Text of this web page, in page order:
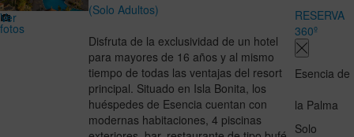
Ver
fotos
(Solo Adultos)
Disfruta de la exclusividad de un hotel
para mayores de 16 años y al mismo
tiempo de todas las ventajas del resort
principal. Situado en Isla Bonita, los
huéspedes de Esencia cuentan con
modernas habitaciones, 4 piscinas
RESERVA
360º
Esencia de
la Palma
Solo